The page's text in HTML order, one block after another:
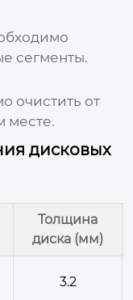
сегменты.
очистить от
месте.
дисковых
Толщина
диска (мм)
3.2